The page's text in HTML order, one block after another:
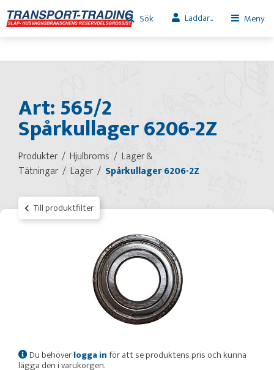
Sök Laddar... Meny
Art: 565/2
Spårkullager 6206-2Z
Produkter Hjulbroms
Lager &
Tätningar
Lager Spårkullager 6206-2Z
Till produktfilter
Du behöverlogga inför att se produktens pris och kunna
lägga den i varukorgen.